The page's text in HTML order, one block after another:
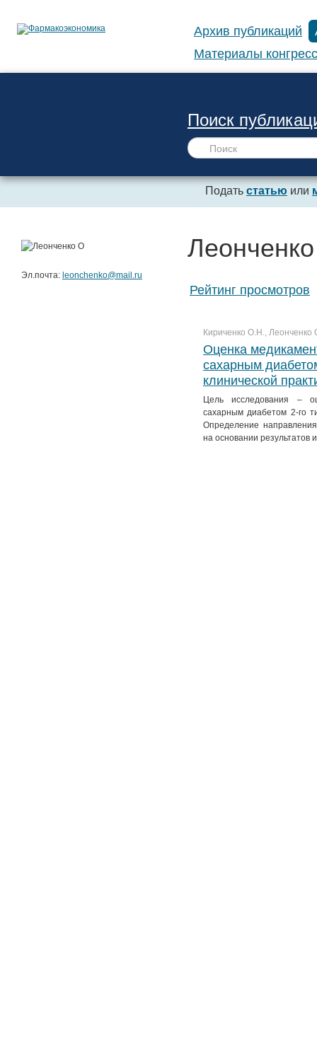
Архив публикаций
Материалы
Поиск
Подать статью или
Рейтинг просмотров
Кириченко О.Н., Леонченко
Оценка
сахарным
клинической
Цель исследования –
сахарным диабетом 2-го
Определение
на основании результатов
Эл.почта: leonchenko@mail.ru